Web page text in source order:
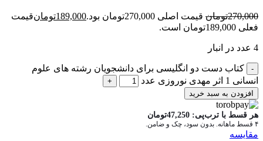
270,000تومان قیمت اصلی 270,000تومان بود. 189,000تومانقیمت
فعلی 189,000تومان است.
4 عدد در انبار
کتاب دست دو انگلیسی برای دانشجویان رشته های علوم
انسانی 1 اثر مهدی نوروزی عدد
افزودن به سبد خرید
هر قسط با ترب‌پی: 47,250تومان
۴ قسط ماهانه. بدون سود، چک و ضامن.
مقايسه